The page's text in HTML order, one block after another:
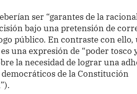
ser “garantes de la
bajo una pretensión de
público. En contraste con ello,
una expresión de “poder tosco
la necesidad de lograr una
de la Constitución